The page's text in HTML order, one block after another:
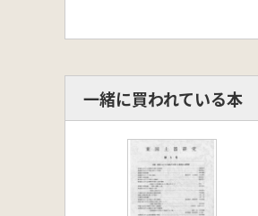
一緒に買われている本